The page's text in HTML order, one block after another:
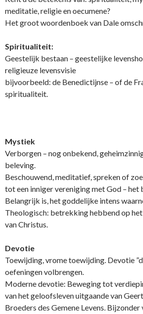
meditatie, religie en oecumene?
Het groot woordenboek van Dale
Spiritualiteit:
Geestelijk bestaan – geestelijke
religieuze levensvisie
bijvoorbeeld: de Benedictijnse – of de
spiritualiteit.
Mystiek
Verborgen – nog o­nbekend,
beleving.
Beschouwend, meditatief, spreken of
tot een inniger vereniging met God – het
Belangrijk is, het goddelijke intens
Theologisch: betrekking hebbend op
van Christus.
Devotie
Toewijding, vrome toewijding. Devotie
oefeningen volbrengen.
Moderne devotie: Beweging tot
van het geloofsleven uitgaande van
Broeders des Gemene Levens. Bijzonder